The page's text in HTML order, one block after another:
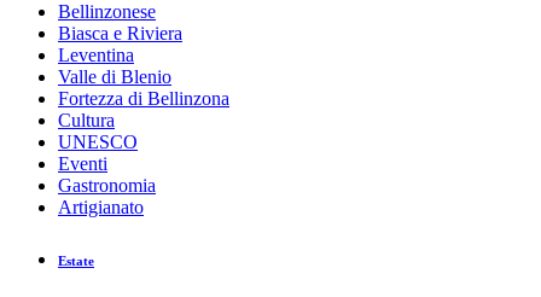
Bellinzonese
Biasca e Riviera
Leventina
Valle di Blenio
Fortezza di Bellinzona
Cultura
UNESCO
Eventi
Gastronomia
Artigianato
Estate